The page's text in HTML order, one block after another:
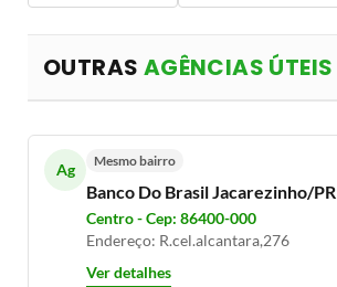
OUTRAS AGÊNCIAS ÚTEIS
Ag Mesmo bairro
Banco Do Brasil Jacarezinho/PR
Centro - Cep: 86400-000
Endereço: R.cel.alcantara,276
Ver detalhes